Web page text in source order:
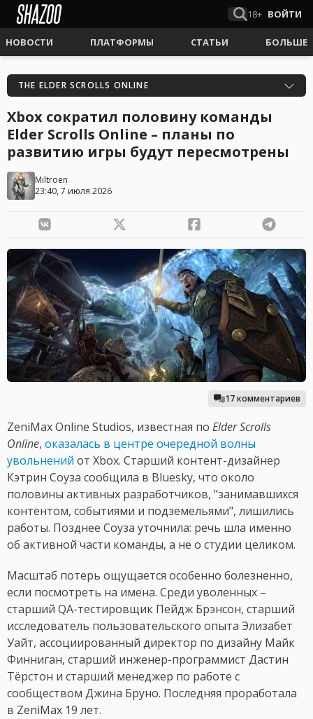
18+ ВОЙТИ
НОВОСТИ ПЛАТФОРМЫ СТАТЬИ БОЛЬШЕ
THE ELDER SCROLLS ONLINE
Xbox сократил половину команды
Elder Scrolls Online – планы по
развитию игры будут пересмотрены
Miltroen
23:40, 7 июля 2026
17 комментариев
ZeniMax Online Studios, известная по Elder Scrolls
Online, оказалась в центре очередной волны
увольнений от Xbox. Старший контент-дизайнер
Кэтрин Соуза сообщила в Bluesky, что около
половины активных разработчиков, "занимавшихся
контентом, событиями и подземельями", лишились
работы. Позднее Соуза уточнила: речь шла именно
об активной части команды, а не о студии целиком.
Масштаб потерь ощущается особенно болезненно,
если посмотреть на имена. Среди уволенных –
старший QA-тестировщик Пейдж Брэнсон, старший
исследователь пользовательского опыта Элизабет
Уайт, ассоциированный директор по дизайну Майк
Финниган, старший инженер-программист Дастин
Тёрстон и старший менеджер по работе с
сообществом Джина Бруно. Последняя проработала
в ZeniMax 19 лет.